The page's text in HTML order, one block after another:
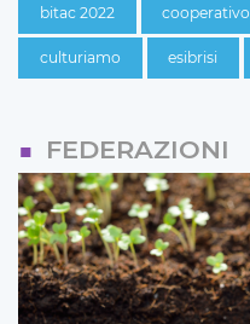
bitac 2022 cooperativo
culturiamo esibrisi
FEDERAZIONI